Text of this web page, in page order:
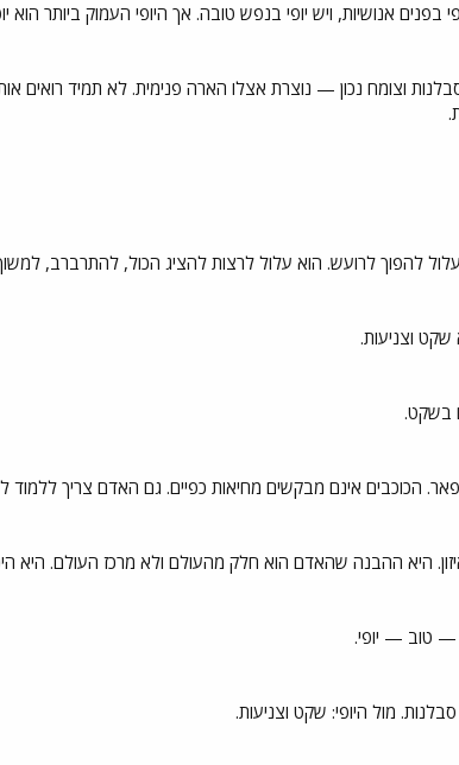
בפנים אנושיות, ויש יופי בנפש טובה. אך היופי העמוק ביותר הוא
וצומח נכון — נוצרת אצלו הארה פנימית. לא תמיד רואים
להפוך לרועש. הוא עלול לרצות להציג הכול, להתרברב,
שקט וצניעות.
בשקט.
הכוכבים אינם מבקשים מחיאות כפיים. גם האדם צריך ללמוד
היא ההבנה שהאדם הוא חלק מהעולם ולא מרכז העולם. היא
— טוב — יופי.
מול היופי: שקט וצניעות.